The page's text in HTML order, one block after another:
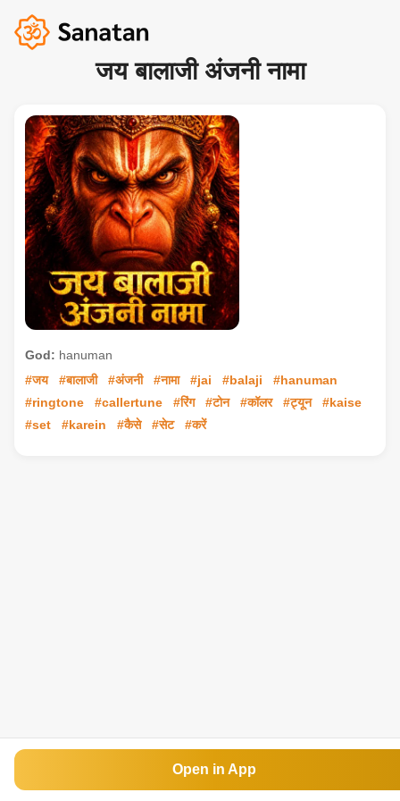
जय बालाजी अंजनी नामा
God: hanuman
#जय
#बालाजी #अंजनी #नामा #jai #balaji
#hanuman
#ringtone
#callertune #रिंग #टोन #कॉलर #ट्यून
#kaise
#set
#karein #कैसे #सेट #करें
Open in App